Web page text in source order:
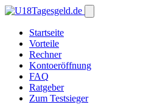
Startseite
Vorteile
Rechner
Kontoeröffnung
FAQ
Ratgeber
Zum Testsieger